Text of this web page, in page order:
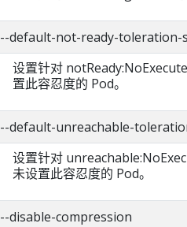
--default-not-ready-
设置针对
置此容忍度的 Pod。
--default-unreachable-
设置针对
未设置此容忍度的 Pod。
--disable-compression